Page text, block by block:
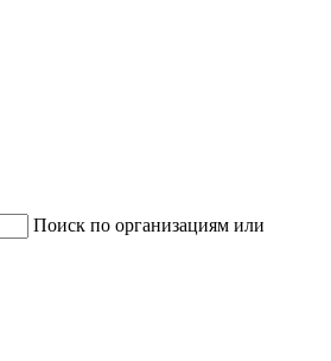
Поиск по организациям или